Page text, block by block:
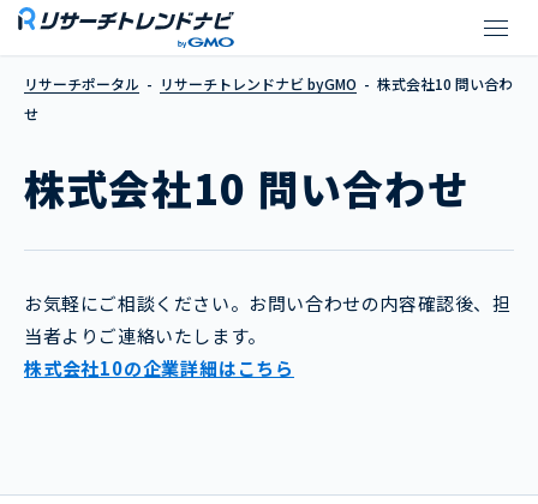
リサーチポータル リサーチトレンドナビ byGMO
株式会社10 問い合わ
せ
株式会社10 問い合わせ
お気軽にご相談ください。お問い合わせの内容確認後、担
当者よりご連絡いたします。
株式会社10の企業詳細はこちら